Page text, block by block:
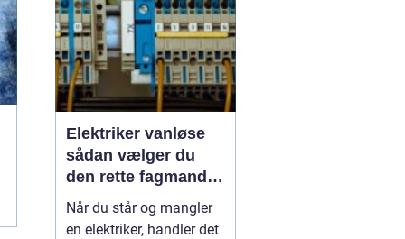
Elektriker vanløse
sådan vælger du
den rette fagmand
til opgaven
Når du står og mangler
en elektriker, handler det